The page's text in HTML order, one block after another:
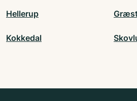
Hellerup
Kokkedal